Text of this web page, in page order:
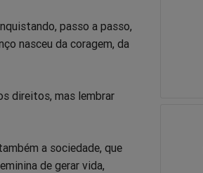
passo a passo,
nasceu da coragem, da
direitos, mas lembrar
a sociedade, que
de gerar vida,